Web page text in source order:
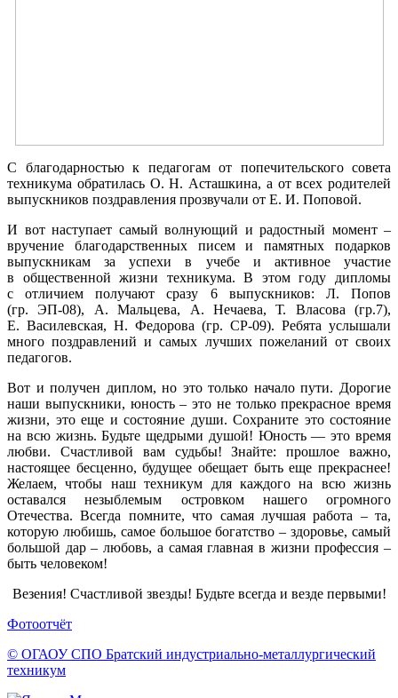
С благодарностью к педагогам от попечительскогосовета
техникума обратилась О. Н. Асташкина, а от всех родителей
выпускников поздравления прозвучали от Е. И. Поповой.
И вот наступает самый волнующий и радостный момент –
вручение благодарственных писеми памятных подарков
выпускникамза успехи в учебе и активноеучастие
в общественной жизни техникума.В этомгоду дипломы
с отличием получают сразу 6 выпускников:
Л. Попов
(гр. ЭП-08),
А. Мальцева, А. Нечаева, Т. Власова (гр.7),
Е. Василевская, Н. Федорова (гр. СР-09). Ребята услышали
много поздравленийи самых лучших пожеланий от своих
педагогов.
Вот и получен диплом,но этотолько начало пути. Дорогие
наши выпускники, юность – это не толькопрекрасное время
жизни, это еще и состояние души. Сохраните это состояние
на всюжизнь. Будьте щедрыми душой! Юность — это время
любви. Счастливой вам судьбы! Знайте: прошлое важно,
настоящее бесценно, будущее обещает быть еще прекраснее!
Желаем, чтобы наш техникум для каждогона всюжизнь
оставался незыблемым островком нашего огромного
Отечества. Всегда помните, что самая лучшая работа – та,
которую любишь, самое большое богатство – здоровье, самый
большой дар – любовь, а самаяглавная в жизни профессия –
быть человеком!
Везения! Счастливой звезды! Будьте всегда и вездепервыми!
Фотоотчёт
© ОГАОУ CПО Братский индустриально-металлургический
техникум